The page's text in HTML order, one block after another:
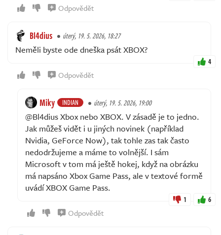
Odpovědět
Bl4dius úterý, 19. 5. 2026, 18:27
Neměli byste ode dneška psát XBOX?
4
Odpovědět
Miky INDIAN úterý, 19. 5. 2026, 19:00
@Bl4dius Xbox nebo XBOX. V zásadě je to jedno.
Jak můžeš vidět i u jiných novinek (například
Nvidia, GeForce Now), tak tohle zas tak často
nedodržujeme a máme to volnější. I sám
Microsoft v tom má ještě hokej, když na obrázku
má napsáno Xbox Game Pass, ale v textové formě
uvádí XBOX Game Pass.
1 6
Odpovědět